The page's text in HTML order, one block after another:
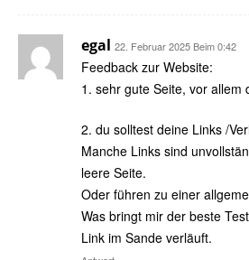
egal 22. Februar 2025 Beim 0:42
Feedback zur Website:
1. sehr gute Seite, vor allem
2. du solltest deine Links /
Manche Links sind
leere Seite.
Oder führen zu einer
Was bringt mir der beste
Link im Sande verläuft.